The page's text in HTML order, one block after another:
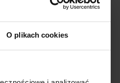
O plikach cookies